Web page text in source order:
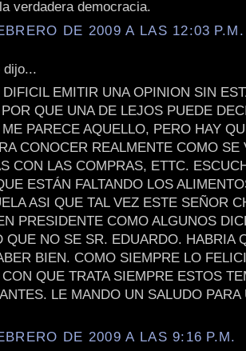
verdadera democracia.
DE 2009 A LAS 12:03 P.M.
dijo...
EMITIR UNA OPINION SIN
QUE UNA DE LEJOS PUEDE
PARECE AQUELLO, PERO HAY
CONOCER REALMENTE COMO SE
CON LAS COMPRAS, ETTC.
ESTÁN FALTANDO LOS
ASI QUE TAL VEZ ESTE SEÑOR
PRESIDENTE COMO ALGUNOS
QUE NO SE SR. EDUARDO. HABRIA
BIEN. COMO SIEMPRE LO
QUE TRATA SIEMPRE ESTOS
LE MANDO UN SALUDO PARA
DE 2009 A LAS 9:16 P.M.